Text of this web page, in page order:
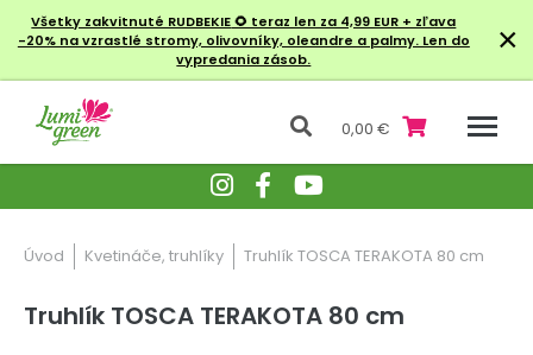
Všetky zakvitnuté RUDBEKIE🌻 teraz len za 4,99 EUR + zľava
-20% na vzrastlé stromy, olivovníky, oleandre a palmy. Len do
vypredania zásob.
×
0,00 €
Úvod Kvetináče, truhlíky Truhlík TOSCA TERAKOTA 80 cm
Truhlík TOSCA TERAKOTA 80 cm